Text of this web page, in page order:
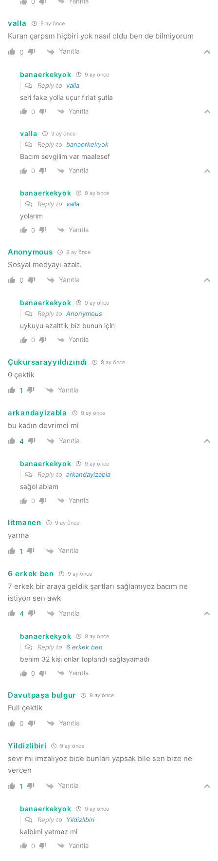
0
valla 9 ay önce
Kuran çarpsın hiçbiri yok nasıl oldu ben de bilmiyorum
0 Yanıtla
banaerkekyok 9 ay önce
Reply to valla
seri fake yolla uçur fırlat şutla
0 Yanıtla
valla 9 ay önce
Reply to banaerkekyok
Bacım sevgilim var maalesef
0 Yanıtla
banaerkekyok 9 ay önce
Reply to valla
yolarım
0 Yanıtla
Anonymous 9 ay önce
Sosyal medyayı azalt.
0 Yanıtla
banaerkekyok 9 ay önce
Reply to Anonymous
uykuyu azalttık biz bunun için
0 Yanıtla
Çukursarayyıldızındı 9 ay önce
0 çektik
1 Yanıtla
arkandayizabla 9 ay önce
bu kadın devrimci mi
4 Yanıtla
banaerkekyok 9 ay önce
Reply to arkandayizabla
sağol ablam
0 Yanıtla
litmanen 9 ay önce
yarma
1 Yanıtla
6 erkek ben 9 ay önce
7 erkek bir araya geldik şartları sağlamıyoz bacım ne
istiyon sen awk
4 Yanıtla
banaerkekyok 9 ay önce
Reply to 6 erkek ben
benim 32 kişi onlar toplandı sağlayamadı
0 Yanıtla
Davutpaşa bulgur 9 ay önce
Full çektik
0 Yanıtla
Yildizlibiri 9 ay önce
sevr mi imzaliyoz bide bunlari yapsak bile sen bize ne
vercen
1 Yanıtla
banaerkekyok 9 ay önce
Reply to Yildizlibiri
kalbimi yetmez mi
0 Yanıtla